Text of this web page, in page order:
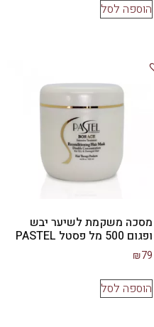
הוספה לסל
מסכה משקמת לשיער יבש
ופגום 500 מל פסטל PASTEL
₪79
הוספה לסל